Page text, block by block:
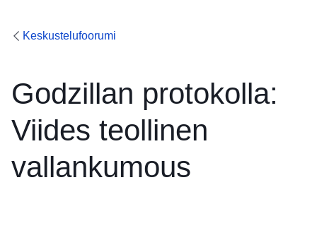
Keskustelufoorumi
Godzillan protokolla:
Viides teollinen
vallankumous